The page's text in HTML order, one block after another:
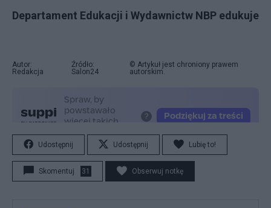
Departament Edukacji i Wydawnictw NBP edukuje
Autor:
Redakcja
Źródło:
Salon24
© Artykuł jest chroniony prawem
autorskim.
Udostępnij Udostępnij Lubię to!
Skomentuj 31 Obserwuj notkę